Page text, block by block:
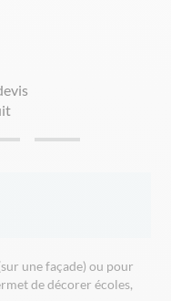
une façade) ou pour
de décorer écoles,